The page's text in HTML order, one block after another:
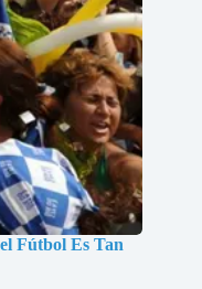
Fútbol Es Tan